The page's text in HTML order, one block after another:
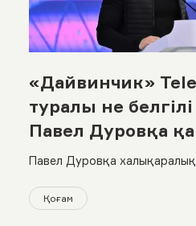
«Дайвинчик»
туралы не
Павел Дуровқа
бар?
Павел Дуровқа
Қоғам